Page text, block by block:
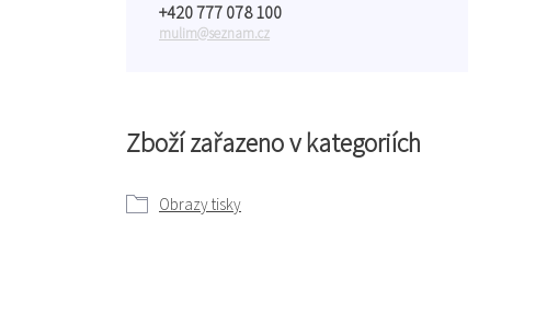
Zboží zařazeno v kategoriích
Obrazy tisky
+420 777 078 100
mulim@seznam.cz